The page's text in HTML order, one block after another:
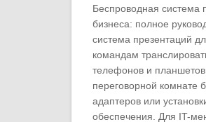
Беспроводная система
бизнеса: полное
система презентаций
командам
телефонов и
переговорной комнате
адаптеров или
обеспечения. Для IT-